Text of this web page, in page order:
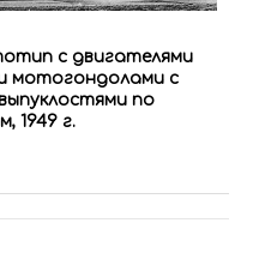
с двигателями
и мотогондолами с
по
1949 г.